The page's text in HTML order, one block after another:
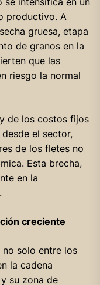
productivo. A
gruesa, etapa
de granos en la
que las
riesgo la normal
de los costos fijos
desde el sector,
de los fletes no
Esta brecha,
en la
creciente
no solo entre los
la cadena
su zona de